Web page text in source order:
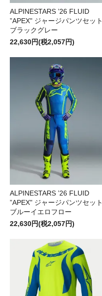
ALPINESTARS ’26 FLUID
”APEX" ジャージパンツセット
ブラックグレー
22,630円(税2,057円)
ALPINESTARS ’26 FLUID
”APEX" ジャージパンツセット
ブルーイエロフロー
22,630円(税2,057円)